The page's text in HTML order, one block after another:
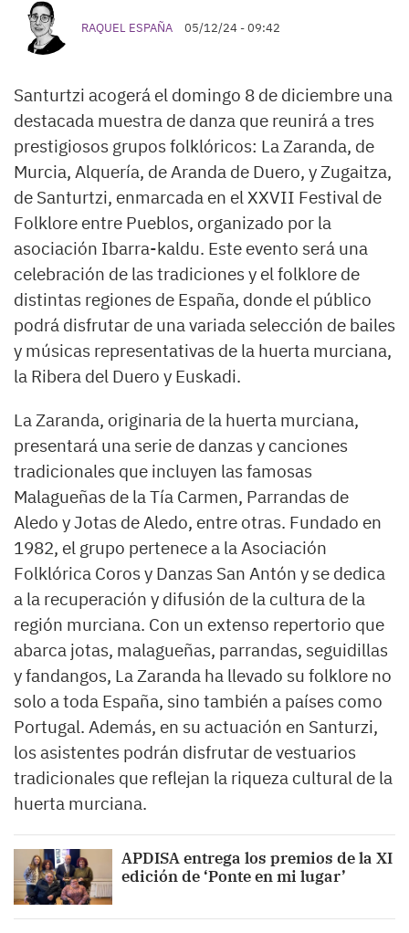
RAQUEL ESPAÑA 05/12/24 - 09:42
Santurtzi acogerá el domingo 8 de diciembre una
destacada muestra de danza que reunirá a tres
prestigiosos grupos folklóricos: La Zaranda, de
Murcia, Alquería, de Aranda de Duero, y Zugaitza,
de Santurtzi, enmarcada en el XXVII Festival de
Folklore entre Pueblos, organizado por la
asociación Ibarra-kaldu. Este evento será una
celebración de las tradiciones y el folklore de
distintas regiones de España, donde el público
podrá disfrutar de una variada selección de bailes
y músicas representativas de la huerta murciana,
la Ribera del Duero y Euskadi.
La Zaranda, originaria de la huerta murciana,
presentará una serie de danzas y canciones
tradicionales que incluyen las famosas
Malagueñas de la Tía Carmen, Parrandas de
Aledo y Jotas de Aledo, entre otras. Fundado en
1982, el grupo pertenece a la Asociación
Folklórica Coros y Danzas San Antón y se dedica
a la recuperación y difusión de la cultura de la
región murciana. Con un extenso repertorio que
abarca jotas, malagueñas, parrandas, seguidillas
y fandangos, La Zaranda ha llevado su folklore no
solo a toda España, sino también a países como
Portugal. Además, en su actuación en Santurzi,
los asistentes podrán disfrutar de vestuarios
tradicionales que reflejan la riqueza cultural de la
huerta murciana.
APDISA entrega los premios de la XI
edición de ‘Ponte en mi lugar’